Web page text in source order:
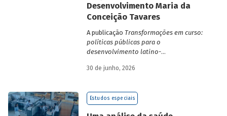
Desenvolvimento Maria da
Conceição Tavares
A publicação Transformações em curso:
políticas públicas para o
desenvolvimento latino-
da Escola de Governo e Desenvolvimento
30 de junho, 2026
Estudos especiais